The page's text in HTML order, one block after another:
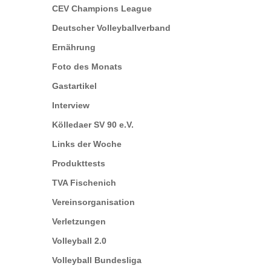
CEV Champions League
Deutscher Volleyballverband
Ernährung
Foto des Monats
Gastartikel
Interview
Kölledaer SV 90 e.V.
Links der Woche
Produkttests
TVA Fischenich
Vereinsorganisation
Verletzungen
Volleyball 2.0
Volleyball Bundesliga